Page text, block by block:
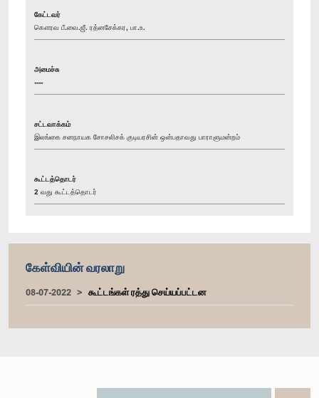
கேட்டவர்
கௌரவ பீ.வை.ஜீ. ரத்னசேக்கர, பா.உ.
அமைச்சு
----
சட்டவாக்கம்
இலங்கை சனநாயக சோசலிசக் குடியரசின் ஒன்பதாவது பாராளுமன்றம்
கூட்டத்தொடர்
2 வது கூட்டத்தொடர்
கேள்வியின் வரலாறு
08-07-2022 கூட்டங்கள் ரத்து செய்யப்பட்டன